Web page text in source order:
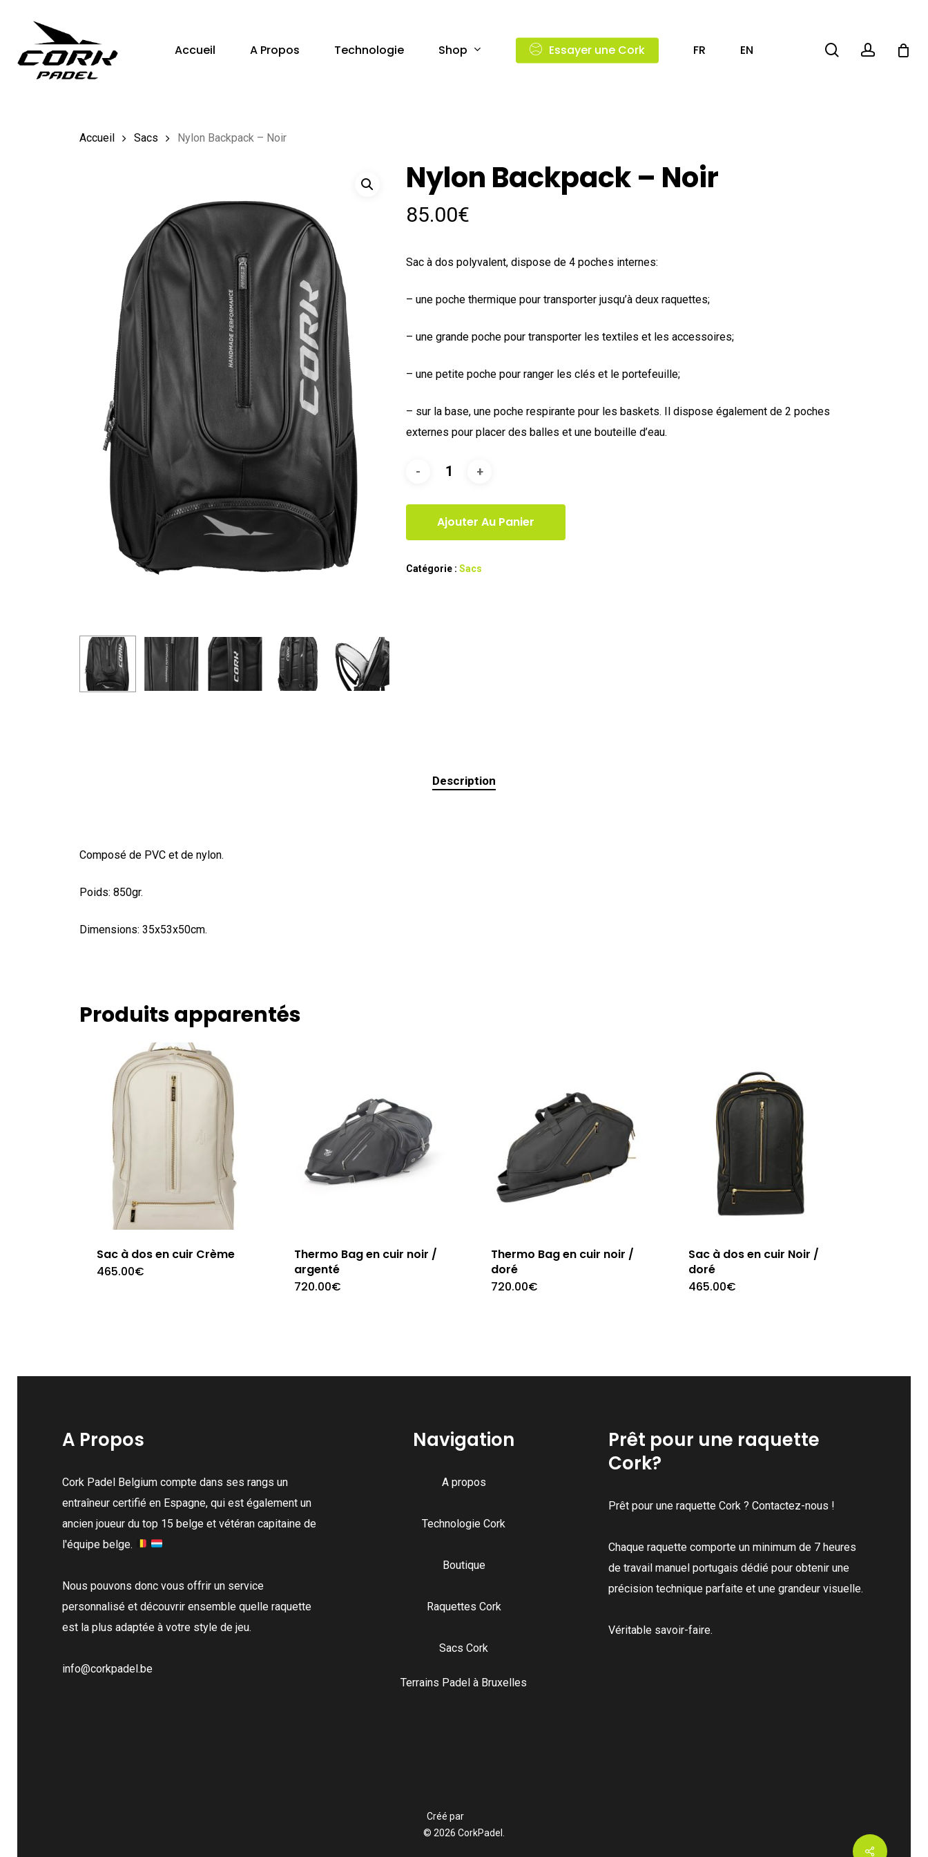
main
Accueil A Propos Technologie Shop Essayer une Cork FR EN searchaccount
Accueil Sacs Nylon Backpack – Noir
Nylon Backpack – Noir
85.00€
Sac à dos polyvalent, dispose de 4 poches internes:
– une poche thermique pour transporter jusqu’à deux raquettes;
– une grande poche pour transporter les textiles et les accessoires;
– une petite poche pour ranger les clés et le portefeuille;
– sur la base, une poche respirante pour les baskets. Il dispose également de 2 poches
externes pour placer des balles et une bouteille d’eau.
Ajouter Au Panier
Catégorie :Sacs
Description
Composé de PVC et de nylon.
Poids: 850gr.
Dimensions: 35x53x50cm.
Produits apparentés
Sac à dos en cuir Crème
465.00€
Thermo Bag en cuir noir /
argenté
720.00€
Thermo Bag en cuir noir /
doré
720.00€
Sac à dos en cuir Noir /
doré
465.00€
A Propos
Cork Padel Belgium compte dans ses rangs un
entraîneur certifié en Espagne, qui est également un
ancien joueur du top 15 belge et vétéran capitaine de
l'équipe belge.
Nous pouvons donc vous offrir un service
personnalisé et découvrir ensemble quelle raquette
est la plus adaptée à votre style de jeu.
info@corkpadel.be
Navigation
A propos
Technologie Cork
Boutique
Raquettes Cork
Sacs Cork
Terrains Padel à Bruxelles
Prêt pour une raquette
Cork?
Prêt pour une raquette Cork ? Contactez-nous !
Chaque raquette comporte un minimum de 7 heures
de travail manuel portugais dédié pour obtenir une
précision technique parfaite et une grandeur visuelle.
Véritable savoir-faire.
Créé par
© 2026 CorkPadel.